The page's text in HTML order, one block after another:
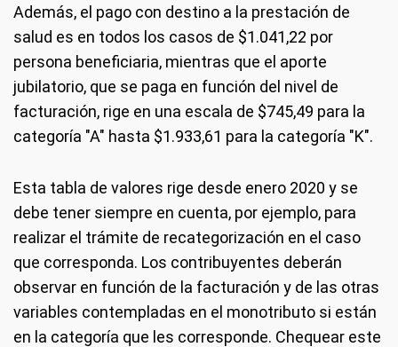
Además, el pago con destino a la prestación de
salud es en todos los casos de $1.041,22 por
persona beneficiaria, mientras que el aporte
jubilatorio, que se paga en función del nivel de
facturación, rige en una escala de $745,49 para la
categoría "A" hasta $1.933,61 para la categoría "K".
Esta tabla de valores rige desde enero 2020 y se
debe tener siempre en cuenta, por ejemplo, para
realizar el trámite de recategorización en el caso
que corresponda. Los contribuyentes deberán
observar en función de la facturación y de las otras
variables contempladas en el monotributo si están
en la categoría que les corresponde. Chequear este